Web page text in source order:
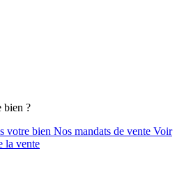
bien ?
votre bien Nos mandats de vente Voir
la vente